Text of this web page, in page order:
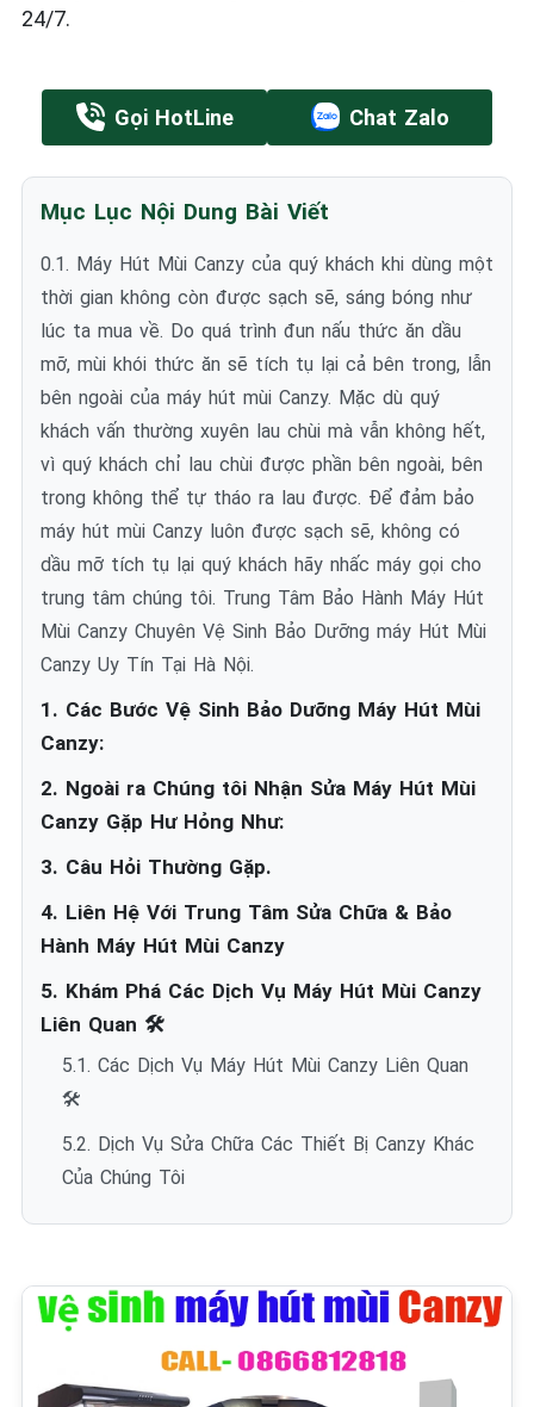
24/7.
Gọi HotLine Chat Zalo
Mục Lục Nội Dung Bài Viết
0.1. Máy Hút Mùi Canzy của quý khách khi dùng một
thời gian không còn được sạch sẽ, sáng bóng như
lúc ta mua về. Do quá trình đun nấu thức ăn dầu
mỡ, mùi khói thức ăn sẽ tích tụ lại cả bên trong, lẫn
bên ngoài của máy hút mùi Canzy. Mặc dù quý
khách vấn thường xuyên lau chùi mà vẫn không hết,
vì quý khách chỉ lau chùi được phần bên ngoài, bên
trong không thể tự tháo ra lau được. Để đảm bảo
máy hút mùi Canzy luôn được sạch sẽ, không có
dầu mỡ tích tụ lại quý khách hãy nhấc máy gọi cho
trung tâm chúng tôi. Trung Tâm Bảo Hành Máy Hút
Mùi Canzy Chuyên Vệ Sinh Bảo Dưỡng máy Hút Mùi
Canzy Uy Tín Tại Hà Nội.
1. Các Bước Vệ Sinh Bảo Dưỡng Máy Hút Mùi
Canzy:
2. Ngoài ra Chúng tôi Nhận Sửa Máy Hút Mùi
Canzy Gặp Hư Hỏng Như:
3. Câu Hỏi Thường Gặp.
4. Liên Hệ Với Trung Tâm Sửa Chữa & Bảo
Hành Máy Hút Mùi Canzy
5. Khám Phá Các Dịch Vụ Máy Hút Mùi Canzy
Liên Quan 🛠️
5.1. Các Dịch Vụ Máy Hút Mùi Canzy Liên Quan
🛠️
5.2. Dịch Vụ Sửa Chữa Các Thiết Bị Canzy Khác
Của Chúng Tôi